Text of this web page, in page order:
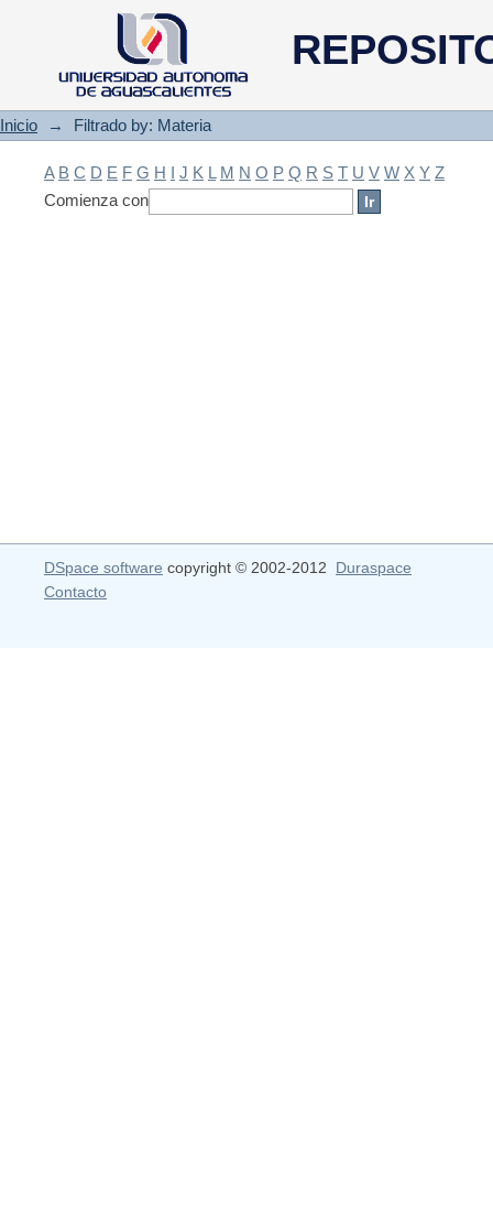
Filtrado by: Materia
Inicio → Filtrado by: Materia
A B C D E F G H I J K L M N O P Q R S T U V W X Y Z
Comienza con
DSpace software copyright © 2002-2012 Duraspace
Contacto